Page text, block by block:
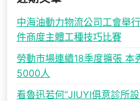
中海油動力物流公司工會舉
件商度主體工種技巧比賽
勞動市場連續18季度擴張 本
5000人
看魯迅若何“JIUYI俱意診所